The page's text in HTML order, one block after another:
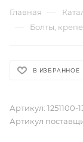
Главная —
— Болты,
В ИЗБРАННОЕ
Артикул: 1251100-
Артикул